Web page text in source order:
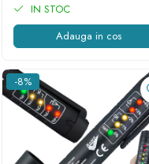
IN STOC
Adauga in cos
-8%